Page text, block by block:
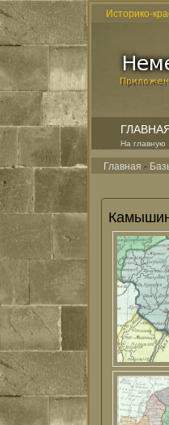
Историко-
На главную
Главная -